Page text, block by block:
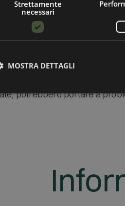
aiutano a
tempestivamente con
strumento moderno e
la presenza di grasso in
potrebbero portare a
Strettamente
necessari
MOSTRA DETTAGLI